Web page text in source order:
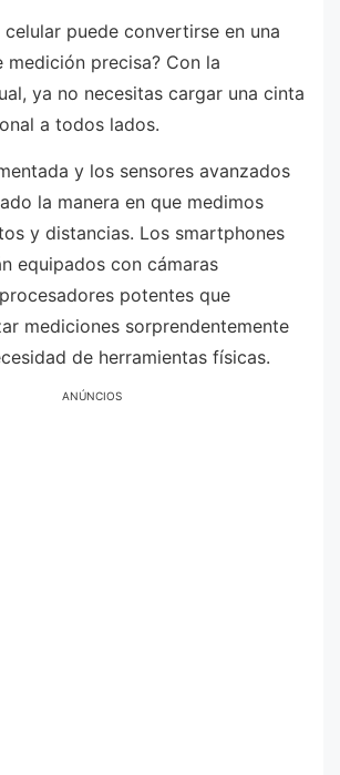
celular puede convertirse en una
medición precisa? Con la
ya no necesitas cargar una cinta
a todos lados.
y los sensores avanzados
la manera en que medimos
y distancias. Los smartphones
equipados con cámaras
potentes que
mediciones sorprendentemente
de herramientas físicas.
ANÚNCIOS